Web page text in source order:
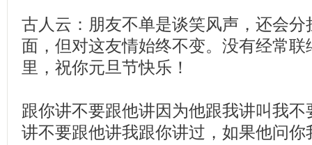
古人云：朋友不单是谈笑风声，还会
面，但对这友情始终不变。没有经常
里，祝你元旦节快乐！
跟你讲不要跟他讲因为他跟我讲叫我
讲不要跟他讲我跟你讲过，如果他问